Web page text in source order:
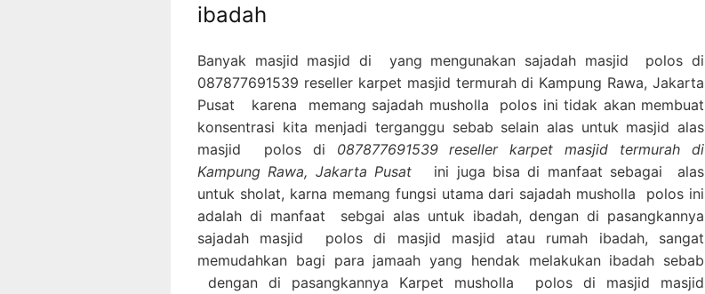
ibadah
Banyak masjid masjid di yang mengunakan sajadah masjid polos di
087877691539 reseller karpet masjid termurah di Kampung Rawa, Jakarta
Pusat karena memang sajadah musholla polos ini tidak akan membuat
konsentrasi kita menjadi terganggu sebab selain alas untuk masjid alas
masjid polos di 087877691539 reseller karpet masjid termurah di
Kampung Rawa, Jakarta Pusat
ini juga bisa di manfaat sebagai alas
untuk sholat, karna memang fungsi utama dari sajadah musholla polos ini
adalah di manfaat sebgai alas untuk ibadah, dengan di pasangkannya
sajadah masjid polos di masjid masjid atau rumah ibadah, sangat
memudahkan bagi para jamaah yang hendak melakukan ibadah sebab
dengan di pasangkannya Karpet musholla polos di masjid masjid